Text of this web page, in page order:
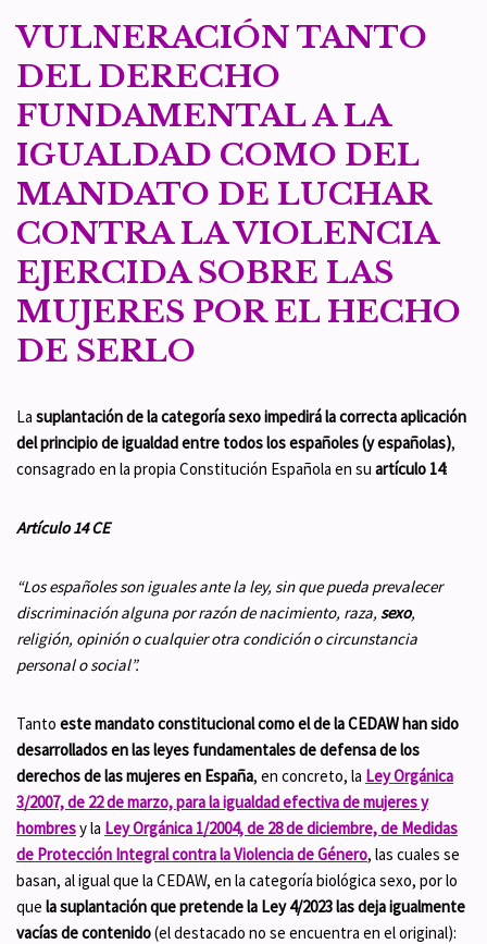
VULNERACIÓN TANTO
DEL DERECHO
FUNDAMENTAL A LA
IGUALDAD COMO DEL
MANDATO DE LUCHAR
CONTRA LA VIOLENCIA
EJERCIDA SOBRE LAS
MUJERES POR EL HECHO
DE SERLO
La suplantación de la categoría sexo impedirá la correcta aplicación
del principio de igualdad entre todos los españoles (y españolas),
consagrado en la propia Constitución Española en su artículo 14:
Artículo 14 CE
“Los españoles son iguales ante la ley, sin que pueda prevalecer
discriminación alguna por razón de nacimiento, raza, sexo,
religión, opinión o cualquier otra condición o circunstancia
personal o social”.
Tanto estemandato constitucional como el de la CEDAW han sido
desarrollados en las leyes fundamentales de defensa de los
derechos de las mujeres en España, en concreto, la Ley Orgánica
3/2007, de 22 de marzo, para la igualdad efectiva de mujeres y
hombresy la Ley Orgánica 1/2004, de 28 de diciembre, de Medidas
de Protección Integral contra la Violencia de Género, las cuales se
basan, al igual que la CEDAW, en la categoría biológica sexo, por lo
que la suplantación que pretende la Ley 4/2023 las deja igualmente
vacías de contenido(el destacado no se encuentra en el original):